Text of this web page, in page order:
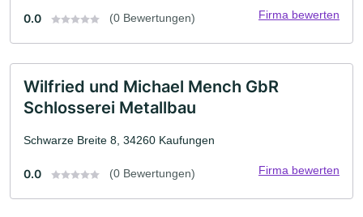
0.0 (0 Bewertungen) Firma bewerten
Wilfried und Michael Mench GbR
Schlosserei Metallbau
Schwarze Breite 8, 34260 Kaufungen
0.0 (0 Bewertungen) Firma bewerten